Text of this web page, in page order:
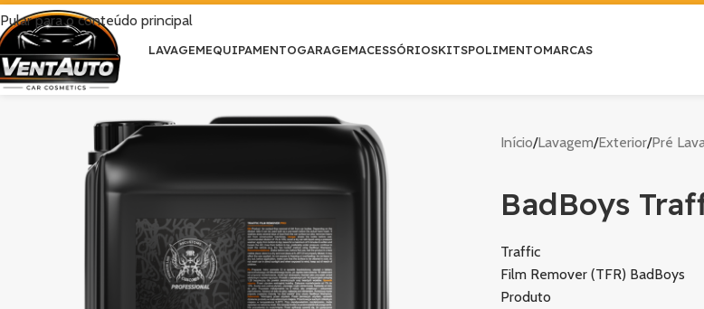
Pular para o conteúdo principal
LAVAGEMEQUIPAMENTOGARAGEMACESSÓRIOSKITSPOLIMENTOMARCAS
Início/Lavagem/Exterior/Pré
BadBoys
Traffic
Film Remover (TFR) BadBoys
Produto